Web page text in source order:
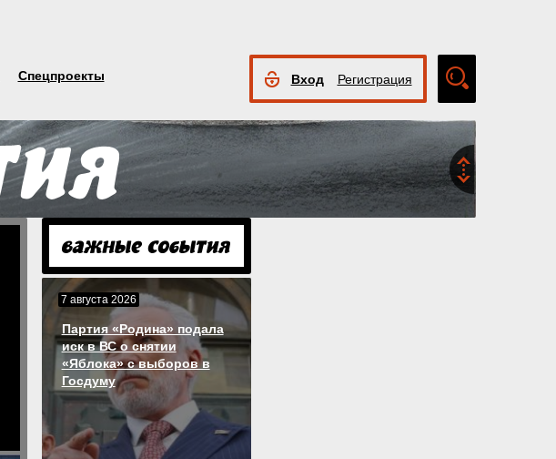
Спецпроекты Вход Регистрация
поиск
7 августа 2026
Партия «Родина» подала
иск в ВС о снятии
«Яблока» с выборов в
Госдуму